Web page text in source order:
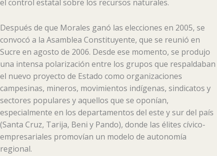
el control estatal sobre los recursos naturales.
Después de que Morales ganó las elecciones en 2005, se
convocó a la Asamblea Constituyente, que se reunió en
Sucre en agosto de 2006. Desde ese momento, se produjo
una intensa polarización entre los grupos que respaldaban
el nuevo proyecto de Estado como organizaciones
campesinas, mineros, movimientos indígenas, sindicatos y
sectores populares y aquellos que se oponían,
especialmente en los departamentos del este y sur del país
(Santa Cruz, Tarija, Beni y Pando), donde las élites cívico-
empresariales promovían un modelo de autonomía
regional.